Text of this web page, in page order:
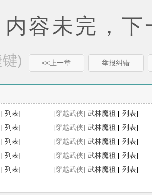
未完，下
) <<上一章 举报纠错
[ 列表] [穿越武侠] 武林魔祖 [ 列表]
[ 列表] [穿越武侠] 武林魔祖 [ 列表]
[ 列表] [穿越武侠] 武林魔祖 [ 列表]
[ 列表] [穿越武侠] 武林魔祖 [ 列表]
[ 列表] [穿越武侠] 武林魔祖 [ 列表]